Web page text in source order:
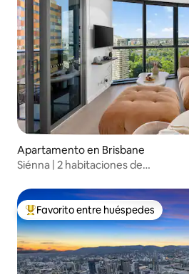
Apartamento en Brisbane
Siénna | 2 habitaciones de
Favorito entre huéspedes preferido
Favorito entre huéspedes